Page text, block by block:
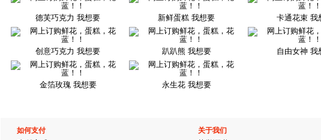
德芙巧克力 我想要 新鲜蛋糕 我想要 卡通花束 我
创意巧克力 我想要 趴趴熊 我想要 自由女神 我
金箔玫瑰 我想要 永生花 我想要
如何支付 关于我们